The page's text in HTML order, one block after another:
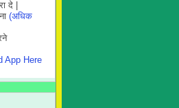
दे |
(अधिक
App Here